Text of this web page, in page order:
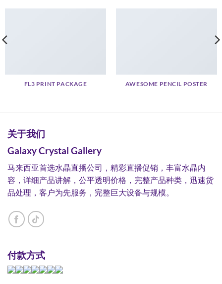
FL3 PRINT PACKAGE AWESOME PENCIL POSTER
关于我们
Galaxy Crystal Gallery
马来西亚首选水晶直播公司，精彩直播促销，丰富水晶内
容，详细产品讲解，公平透明价格，完整产品种类，迅速货
品处理，客户为先服务，完整巨大设备与规模。
付款方式